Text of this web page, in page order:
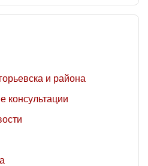
и района
консультации